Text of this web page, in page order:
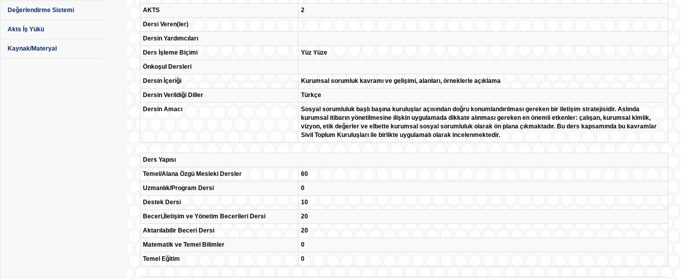
Değerlendirme Sistemi
Akts İş Yükü
Kaynak/Materyal
AKTS
2
Dersi Veren(ler)
Dersin Yardımcıları
Ders İşleme Biçimi
Yüz Yüze
Önkoşul Dersleri
Dersin İçeriği
Kurumsal sorumluk kavramı ve gelişimi, alanları, örneklerle açıklama
Dersin Verildiği Diller
Türkçe
Dersin Amacı
Sosyal sorumluluk başlı başına kuruluşlar açısından doğru konumlandırılması gereken bir iletişim stratejisidir. Aslında
kurumsal itibarın yönetilmesine ilişkin uygulamada dikkate alınması gereken en önemli etkenler: çalışan, kurumsal kimlik,
vizyon, etik değerler ve elbette kurumsal sosyal sorumluluk olarak ön plana çıkmaktadır. Bu ders kapsamında bu kavramlar
Sivil Toplum Kuruluşları ile birlikte uygulamalı olarak incelenmektedir.
Ders Yapısı
Temel/Alana Özgü Mesleki Dersler
60
Uzmanlık/Program Dersi
0
Destek Dersi
10
Beceri,İletişim ve Yönetim Becerileri Dersi
20
Aktarılabilir Beceri Dersi
20
Matematik ve Temel Bilimler
0
Temel Eğitim
0